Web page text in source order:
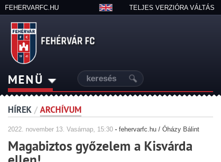
FEHERVARFC.HU TELJES VERZIÓRA VÁLTÁS
MENÜ
HÍREK / ARCHÍVUM
2022. november13. Vasárnap, 15:30- fehervarfc.hu / Óházy Bálint
Magabiztos győzelem a Kisvárda